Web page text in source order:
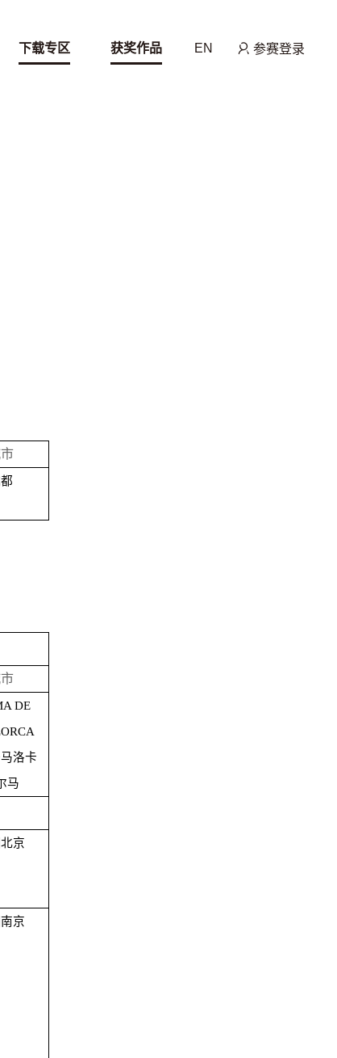
下载专区 获奖作品 EN 参赛登录
DE
洛卡
马
京
京